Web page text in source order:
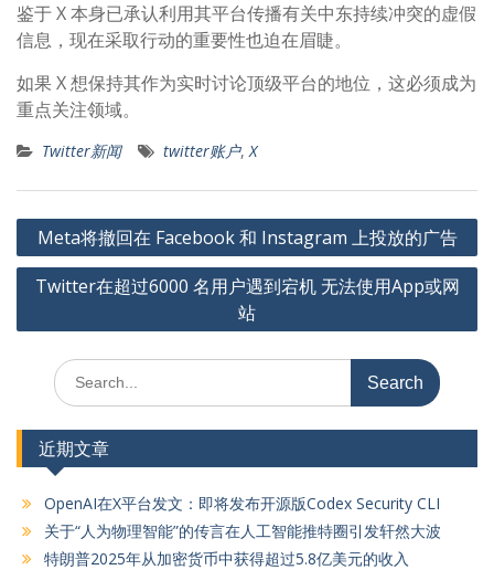
鉴于 X 本身已承认利用其平台传播有关中东持续冲突的虚假
信息，现在采取行动的重要性也迫在眉睫。
如果 X 想保持其作为实时讨论顶级平台的地位，这必须成为
重点关注领域。
Twitter新闻 twitter账户,X
文
章
导
航
Meta将撤回在 Facebook 和 Instagram 上投放的广告
Twitter在超过6000 名用户遇到宕机 无法使用App或网
站
Search
for:
近期文章
OpenAI在X平台发文：即将发布开源版Codex Security CLI
关于“人为物理智能”的传言在人工智能推特圈引发轩然大波
特朗普2025年从加密货币中获得超过5.8亿美元的收入